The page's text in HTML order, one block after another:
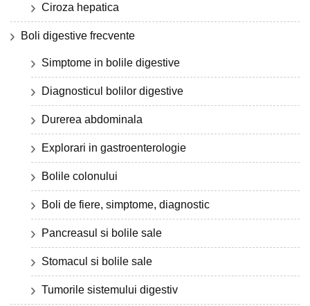
Ciroza hepatica
Boli digestive frecvente
Simptome in bolile digestive
Diagnosticul bolilor digestive
Durerea abdominala
Explorari in gastroenterologie
Bolile colonului
Boli de fiere, simptome, diagnostic
Pancreasul si bolile sale
Stomacul si bolile sale
Tumorile sistemului digestiv